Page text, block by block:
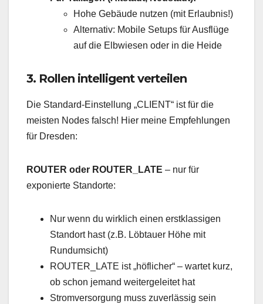
Hohe Gebäude nutzen (mit Erlaubnis!)
Alternativ: Mobile Setups für Ausflüge
auf die Elbwiesen oder in die Heide
3. Rollen intelligent verteilen
Die Standard-Einstellung „CLIENT“ ist für die
meisten Nodes falsch! Hier meine Empfehlungen
für Dresden:
ROUTER oder ROUTER_LATE – nur für
exponierte Standorte:
Nur wenn du wirklich einen erstklassigen
Standort hast (z.B. Löbtauer Höhe mit
Rundumsicht)
ROUTER_LATE ist „höflicher“ – wartet kurz,
ob schon jemand weitergeleitet hat
Stromversorgung muss zuverlässig sein